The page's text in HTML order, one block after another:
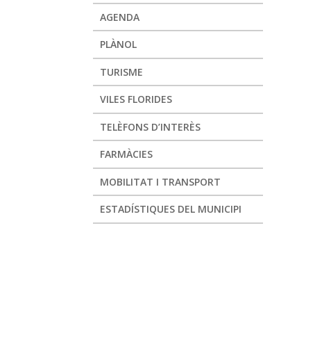
AGENDA
PLÀNOL
TURISME
VILES FLORIDES
TELÈFONS D’INTERÈS
FARMÀCIES
MOBILITAT I TRANSPORT
ESTADÍSTIQUES DEL MUNICIPI